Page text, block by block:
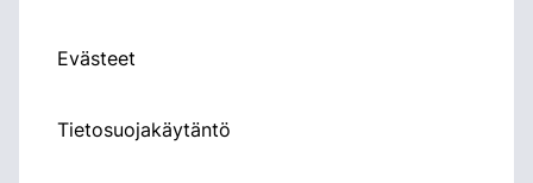
Evästeet
Tietosuojakäytäntö